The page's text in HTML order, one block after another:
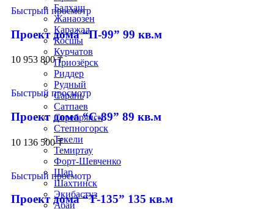
Балхаш
Жанаозен
Каражал
Косшы
Курчатов
Приозёрск
Риддер
Рудный
Сарань
Сатпаев
Серебрянск
Степногорск
Текели
Темиртау
Форт-Шевченко
Шар
Шахтинск
Экибастуз
Абай
Быстрый просмотр
Проект дома “П-99” 99 кв.м
10 953 800₸
Быстрый просмотр
Проект дома “С-89” 89 кв.м
10 136 500₸
Быстрый просмотр
Проект дома “Т-135” 135 кв.м